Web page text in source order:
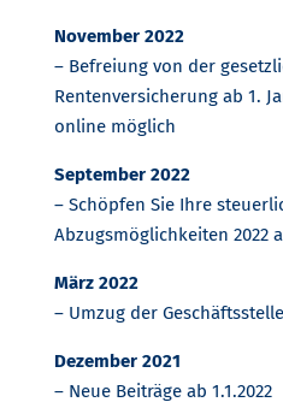
November 2022
– Befreiung von der
Rentenversicherung ab 1.
online möglich
September 2022
– Schöpfen Sie Ihre
Abzugsmöglichkeiten 2022
März 2022
– Umzug der Geschäftsstelle
Dezember 2021
– Neue Beiträge ab 1.1.2022